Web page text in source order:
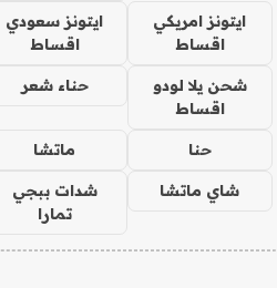
ايتونز امريكي
اقساط
ايتونز سعودي
اقساط
شحن يلا لودو
اقساط
حناء شعر
حنا ماتشا
شاي ماتشا
شدات ببجي
تمارا